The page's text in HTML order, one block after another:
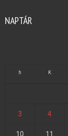
NAPTÁR
h K
3 4
10 11